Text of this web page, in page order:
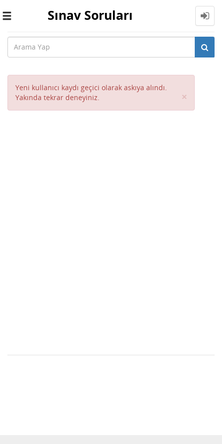
Toggle
Sınav Soruları
Yeni kullanıcı kaydı geçici olarak askıya alındı.
Yakında tekrar deneyiniz.
×